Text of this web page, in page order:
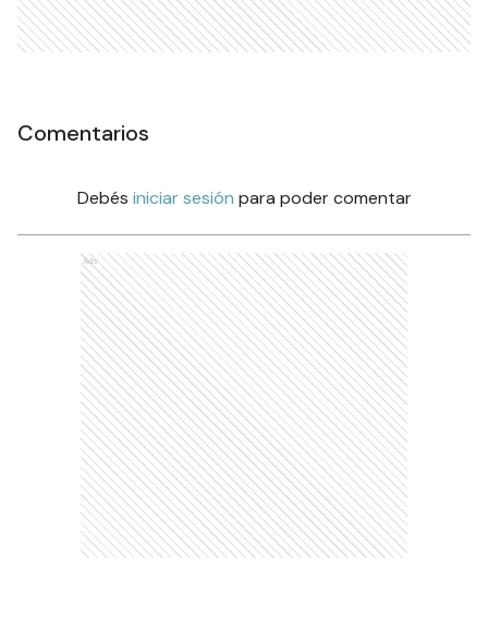
Comentarios
Debés iniciar sesión para poder comentar
Ads